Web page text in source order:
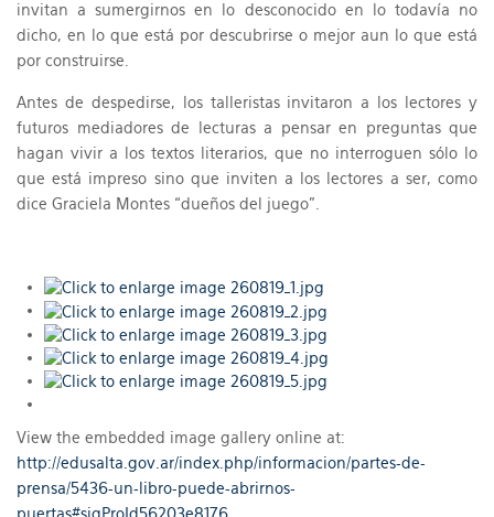
invitan a sumergirnos en lo desconocido en lo todavía no
dicho, en lo que está por descubrirse o mejor aun lo que está
por construirse.
Antes de despedirse, los talleristas invitaron a los lectores y
futuros mediadores de lecturas a pensar en preguntas que
hagan vivir a los textos literarios, que no interroguen sólo lo
que está impreso sino que inviten a los lectores a ser, como
dice Graciela Montes “dueños del juego”.
View the embedded image gallery online at:
http://edusalta.gov.ar/index.php/informacion/partes-de-
prensa/5436-un-libro-puede-abrirnos-